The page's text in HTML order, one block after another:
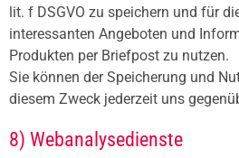
lit. f DSGVO zu speichern und für
interessanten Angeboten und
Produkten per Briefpost zu nutzen.
Sie können der Speicherung und
diesem Zweck jederzeit uns
8) Webanalysedienste